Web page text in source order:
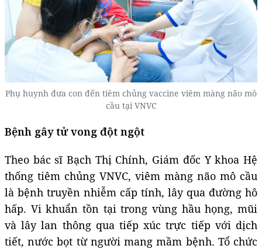
Phụ huynh đưa con đến tiêm chủng vaccine viêm màng não mô
cầu tại VNVC
Bệnh gây tử vong đột ngột
Theo bác sĩ Bạch Thị Chính, Giám đốc Y khoa Hệ
thống tiêm chủng VNVC, viêm màng não mô cầu
là bệnh truyền nhiễm cấp tính, lây qua đường hô
hấp. Vi khuẩn tồn tại trong vùng hầu họng, mũi
và lây lan thông qua tiếp xúc trực tiếp với dịch
tiết, nước bọt từ người mang mầm bệnh. Tổ chức